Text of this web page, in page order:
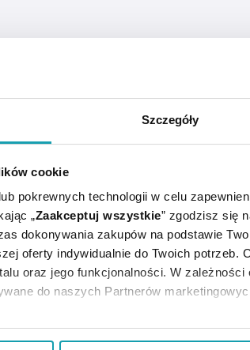
Szczegóły
cookie
pokrewnych technologii w celu
„Zaakceptuj wszystkie” zgodzisz się
dokonywania zakupów na podstawie
oferty indywidualnie do Twoich potrzeb.
oraz jego funkcjonalności. W
do naszych Partnerów
zgodę i wybrać tylko niektóre
wspomagająco w łagodnych
schemat dawkowania:
dziennie.
konsultacji z lekarzem.
brom.
niektórych cukrów